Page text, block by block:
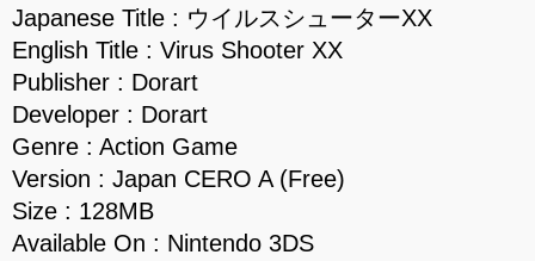
Japanese Title : ウイルスシューターXX
English Title : Virus Shooter XX
Publisher : Dorart
Developer : Dorart
Genre : Action Game
Version : Japan CERO A (Free)
Size : 128MB
Available On : Nintendo 3DS